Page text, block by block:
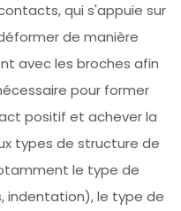
qui s'appuie sur
de manière
avec les broches afin
pour former
positif et achever la
types de structure de
le type de
indentation), le type de